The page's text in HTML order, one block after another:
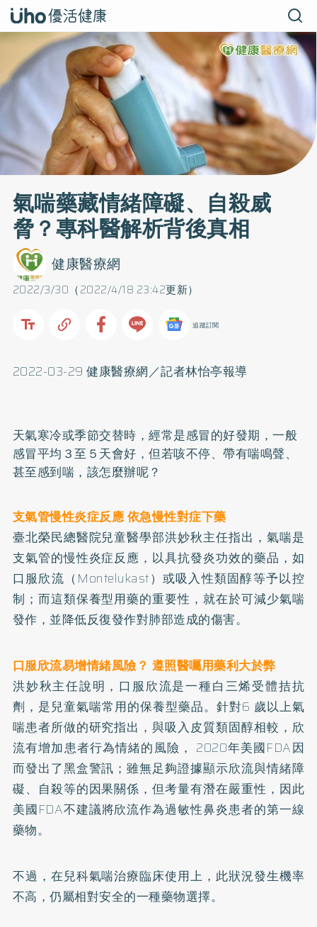
氣喘藥藏情緒障礙、自殺威
脅？專科醫解析背後真相
2022/3/30（2022/4/18 23:42更新）
健康醫療網
追蹤訂閱
2022-03-29 健康醫療網／記者林怡亭報導
天氣寒冷或季節交替時，經常是感冒的好發期，一般
感冒平均３至５天會好，但若咳不停、帶有喘鳴聲、
甚至感到喘，該怎麼辦呢？
支氣管慢性炎症反應 依急慢性對症下藥
臺北榮民總醫院兒童醫學部洪妙秋主任指出， 氣喘是
支氣管的慢性炎症反應，以具抗發炎功效的藥品，如
口服欣流（Montelukast）或吸入性類固醇等予以控
制；而這類保養型用藥的重要性，就在於可減少氣喘
發作，並降低反復發作對肺部造成的傷害。
口服欣流易增情緒風險？ 遵照醫囑用藥利大於弊
洪妙秋主任說明，口服欣流是一種白三烯受體拮抗
劑，是兒童氣喘常用的保養型藥品。針對6 歲以上氣
喘患者所做的研究指出，與吸入皮質類固醇相較，欣
流有增加患者行為情緒的風險， 2020年美國FDA因
而發出了黑盒警訊；雖無足夠證據顯示欣流與情緒障
礙、自殺等的因果關係，但考量有潛在嚴重性，因此
美國FDA不建議將欣流作為過敏性鼻炎患者的第一線
藥物。
不過，在兒科氣喘治療臨床使用上，此狀況發生機率
不高，仍屬相對安全的一種藥物選擇。